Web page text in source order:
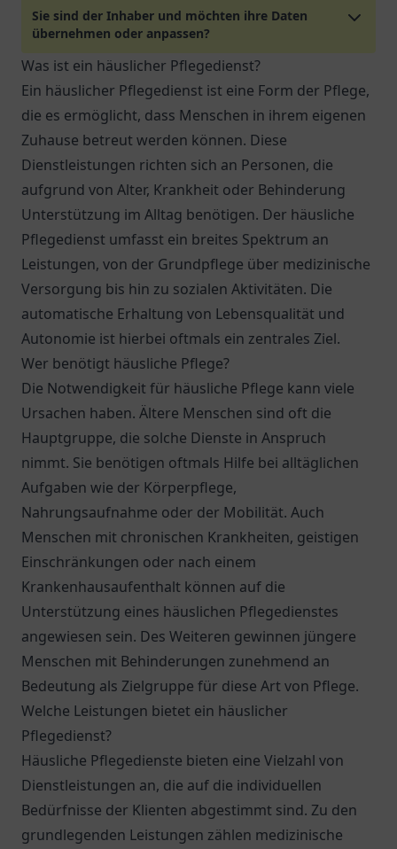
Sie sind der Inhaber und möchten ihre Daten
übernehmen oder anpassen?
Was ist ein häuslicher Pflegedienst?
Ein häuslicher Pflegedienst ist eine Form der Pflege,
die es ermöglicht, dass Menschen in ihrem eigenen
Zuhause betreut werden können. Diese
Dienstleistungen richten sich an Personen, die
aufgrund von Alter, Krankheit oder Behinderung
Unterstützung im Alltag benötigen. Der häusliche
Pflegedienst umfasst ein breites Spektrum an
Leistungen, von der Grundpflege über medizinische
Versorgung bis hin zu sozialen Aktivitäten. Die
automatische Erhaltung von Lebensqualität und
Autonomie ist hierbei oftmals ein zentrales Ziel.
Wer benötigt häusliche Pflege?
Die Notwendigkeit für häusliche Pflege kann viele
Ursachen haben. Ältere Menschen sind oft die
Hauptgruppe, die solche Dienste in Anspruch
nimmt. Sie benötigen oftmals Hilfe bei alltäglichen
Aufgaben wie der Körperpflege,
Nahrungsaufnahme oder der Mobilität. Auch
Menschen mit chronischen Krankheiten, geistigen
Einschränkungen oder nach einem
Krankenhausaufenthalt können auf die
Unterstützung eines häuslichen Pflegedienstes
angewiesen sein. Des Weiteren gewinnen jüngere
Menschen mit Behinderungen zunehmend an
Bedeutung als Zielgruppe für diese Art von Pflege.
Welche Leistungen bietet ein häuslicher
Pflegedienst?
Häusliche Pflegedienste bieten eine Vielzahl von
Dienstleistungen an, die auf die individuellen
Bedürfnisse der Klienten abgestimmt sind. Zu den
grundlegenden Leistungen zählen medizinische